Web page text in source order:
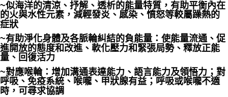
~似海洋的清涼、抒解、透析的能量特質，有助平衡內在
的火與水性元素，減輕發炎、感染、憤怒等較屬躁熱的
症狀
~有助淨化身體及各脈輪糾結的負能量：使能量流通、促
進開放的態度和改進、軟化壓力和緊張局勢、釋放正能
量、回復活力
~對應喉輪：增加溝通表達能力、語言能力及領悟力；對
呼吸、免疫系統、喉嚨、甲狀腺有益；呼吸或喉嚨不適
時，可尋求協調